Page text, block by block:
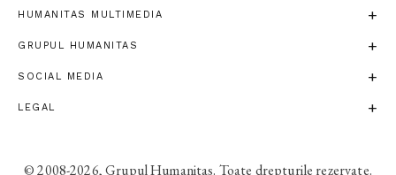
HUMANITAS MULTIMEDIA
GRUPUL HUMANITAS
SOCIAL MEDIA
LEGAL
© 2008-2026, Grupul Humanitas. Toate drepturile rezervate.